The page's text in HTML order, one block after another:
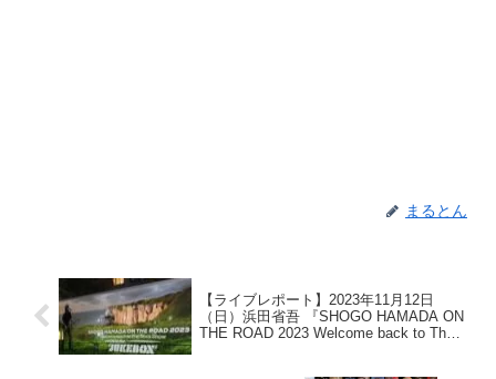
まるとん
【ライブレポート】2023年11月12日
（日）浜田省吾 『SHOGO HAMADA ON
THE ROAD 2023 Welcome back to The